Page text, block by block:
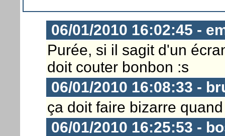
06/01/2010 16:02:45 -
Purée, si il sagit d'un
doit couter bonbon :s
06/01/2010 16:08:33 -
ça doit faire bizarre
06/01/2010 16:25:53 -